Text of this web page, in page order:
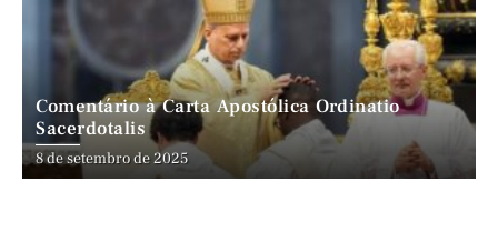
Comentário à Carta Apostólica Ordinatio
Sacerdotalis
8 de setembro de 2025